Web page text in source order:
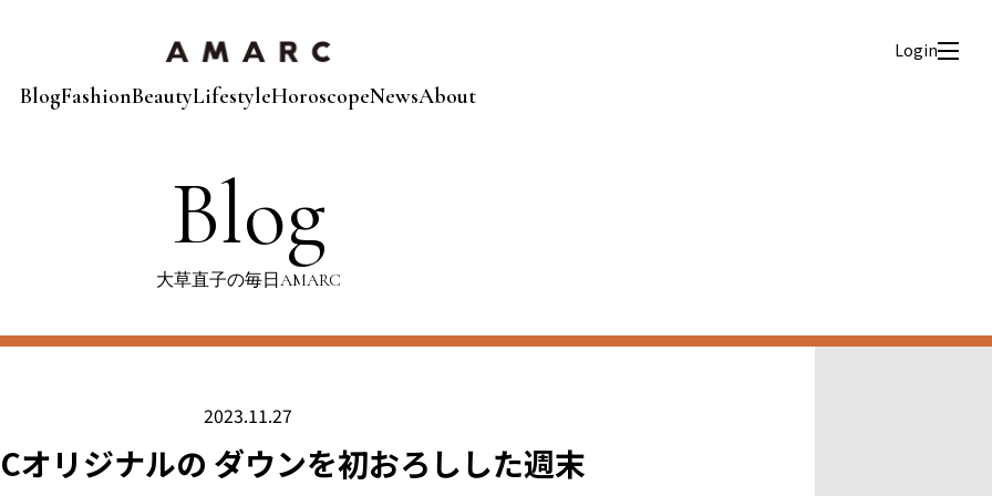
BlogFashionBeautyLifestyleHoroscopeNewsAbout
Login
Blog
大草直子の毎日AMARC
2023.11.27
オリジナルの ダウンを初おろしした週末